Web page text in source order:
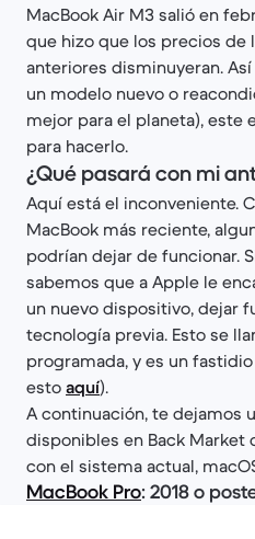
MacBook Air M3 salió en
que hizo que los precios de
anteriores disminuyeran.
un modelo nuevo o
mejor para el planeta),
para hacerlo.
¿Qué pasará con mi
Aquí está el inconveniente.
MacBook más reciente,
podrían dejar de funcionar.
sabemos que a Apple le
un nuevo dispositivo, dejar
tecnología previa. Esto se
programada, y es un
esto aquí).
A continuación, te dejamos
disponibles en Back Market
con el sistema actual,
MacBook Pro: 2018 o